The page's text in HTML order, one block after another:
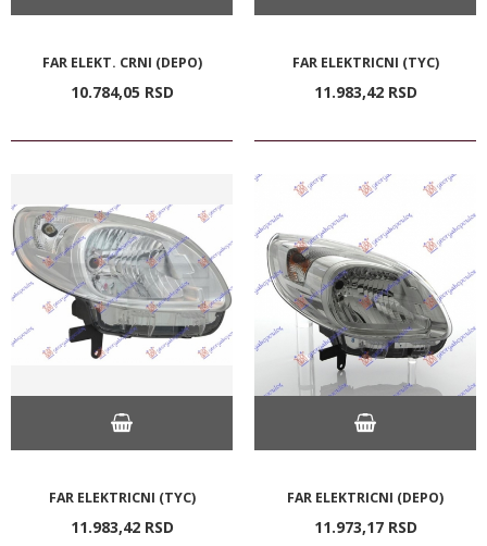
FAR ELEKT. CRNI (DEPO)
10.784,05 RSD
FAR ELEKTRICNI (TYC)
11.983,42 RSD
FAR ELEKTRICNI (TYC)
11.983,42 RSD
FAR ELEKTRICNI (DEPO)
11.973,17 RSD